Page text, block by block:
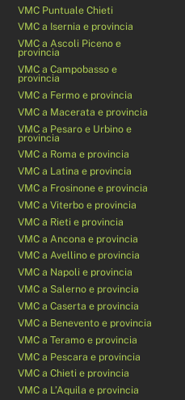
VMC Puntuale Chieti
VMC a Isernia e provincia
VMC a Ascoli Piceno e
provincia
VMC a Campobasso e
provincia
VMC a Fermo e provincia
VMC a Macerata e provincia
VMC a Pesaro e Urbino e
provincia
VMC a Roma e provincia
VMC a Latina e provincia
VMC a Frosinone e provincia
VMC a Viterbo e provincia
VMC a Rieti e provincia
VMC a Ancona e provincia
VMC a Avellino e provincia
VMC a Napoli e provincia
VMC a Salerno e provincia
VMC a Caserta e provincia
VMC a Benevento e provincia
VMC a Teramo e provincia
VMC a Pescara e provincia
VMC a Chieti e provincia
VMC a L’Aquila e provincia